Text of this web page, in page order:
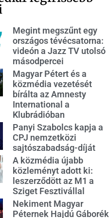
Megint megszűnt egy
országos tévécsatorna:
videón a Jazz TV utolsó
másodpercei
Magyar Pétert és a
közmédia vezetését
bírálta az Amnesty
International a
Klubrádióban
Panyi Szabolcs kapja a
CPJ nemzetközi
sajtószabadság-díját
A közmédia újabb
közleményt adott ki:
leszerződött az M1 a
Sziget Fesztivállal
Nekiment Magyar
Péternek Hajdú Gáborék